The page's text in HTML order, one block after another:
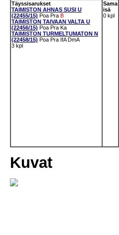
Täyssisarukset
TAIMISTON AHNAS SUSI U
(22455/15) Poa Pra B
TAIMISTON TAIVAAN VALTA U
(22456/15) Poa Pra Ka
TAIMISTON TURMELTUMATON N
(22458/15) Poa Pra IfA DmA
3 kpl
Sama
isä
0 kpl
Kuvat